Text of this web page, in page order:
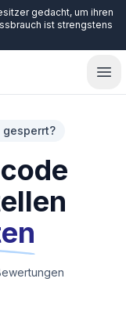
gedacht, um ihren
ist strengstens
gesperrt?